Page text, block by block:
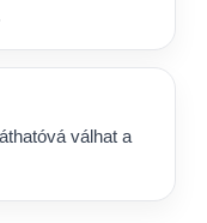
válhat a